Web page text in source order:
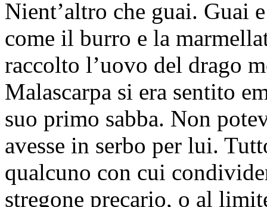
Nient’altro che guai. Guai
come il burro e la
raccolto l’uovo del drago
Malascarpa si era sentito
suo primo sabba. Non
avesse in serbo per lui.
qualcuno con cui
stregone precario, o al